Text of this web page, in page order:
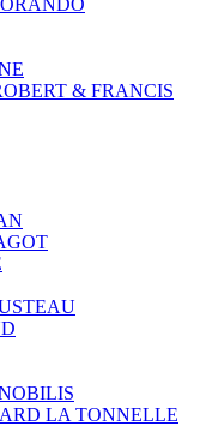
& FRANCIS
LA TONNELLE